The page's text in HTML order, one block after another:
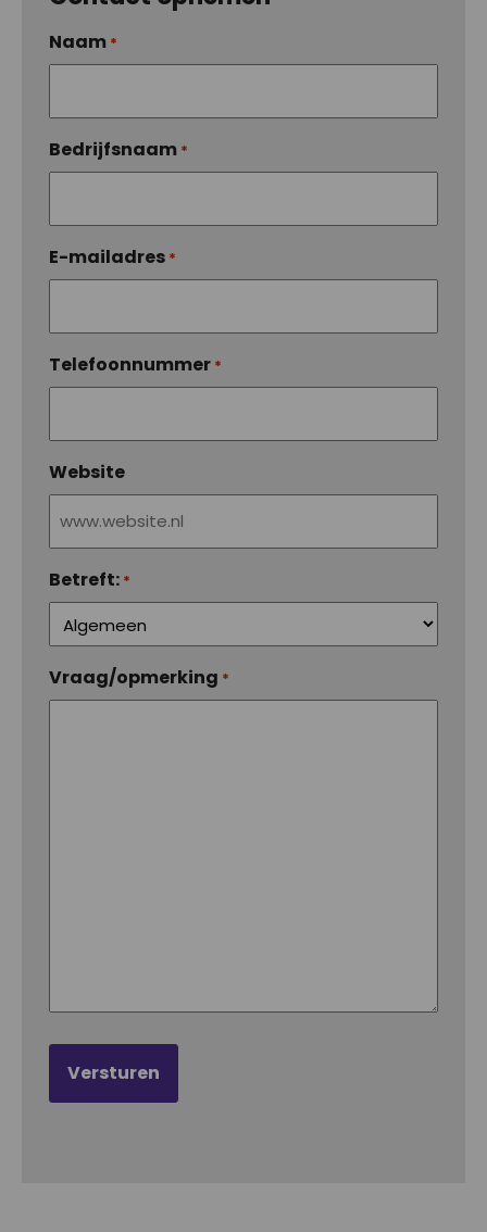
Naam *
Bedrijfsnaam *
E-mailadres *
Telefoonnummer *
Website
Betreft: *
Vraag/opmerking *